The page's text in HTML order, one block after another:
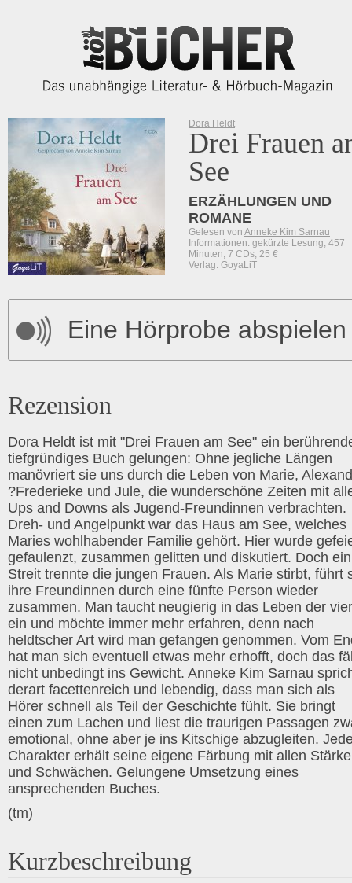
Dora Heldt
Drei Frauen
See
ERZÄHLUNGEN UND
ROMANE
Gelesen von Anneke Kim Sarnau
Informationen: gekürzte Lesung, 457
Minuten, 7 CDs, 25 €
Verlag: GoyaLiT
Eine Hörprobe abspielen
Rezension
Dora Heldt ist mit "Drei Frauen am See" ein
tiefgründiges Buch gelungen: Ohne jegliche Längen
manövriert sie uns durch die Leben von Marie,
?Frederieke und Jule, die wunderschöne Zeiten mit
Ups and Downs als Jugend-Freundinnen verbrachten.
Dreh- und Angelpunkt war das Haus am See, welches
Maries wohlhabender Familie gehört. Hier wurde
gefaulenzt, zusammen gelitten und diskutiert. Doch ein
Streit trennte die jungen Frauen. Als Marie stirbt, führt
ihre Freundinnen durch eine fünfte Person wieder
zusammen. Man taucht neugierig in das Leben der vier
ein und möchte immer mehr erfahren, denn nach
heldtscher Art wird man gefangen genommen. Vom
hat man sich eventuell etwas mehr erhofft, doch das
nicht unbedingt ins Gewicht. Anneke Kim Sarnau
derart facettenreich und lebendig, dass man sich als
Hörer schnell als Teil der Geschichte fühlt. Sie bringt
einen zum Lachen und liest die traurigen Passagen
emotional, ohne aber je ins Kitschige abzugleiten.
Charakter erhält seine eigene Färbung mit allen
und Schwächen. Gelungene Umsetzung eines
ansprechenden Buches.
(tm)
Kurzbeschreibung